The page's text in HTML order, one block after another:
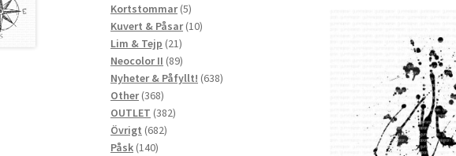
produkter
Kortstommar 55
produkter
Kuvert & Påsar 1010
Lim & Tejp 2121
produkter
Neocolor II 8989
produkter
Nyheter & Påfyllt! 638638
Other 368368
produkter
OUTLET 382382
Övrigt 682682
Påsk 140140